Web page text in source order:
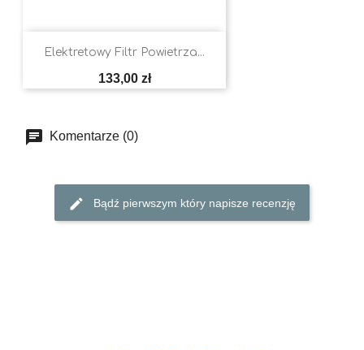
Elektretowy Filtr Powietrza...
Cena
133,00 zł
Komentarze (0)
Bądź pierwszym który napisze recenzję